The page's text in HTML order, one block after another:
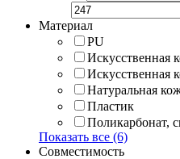
Материал
PU
Искусственная
Искусственная
Натуральная
Пластик
Поликарбонат,
Показать все (6)
Совместимость